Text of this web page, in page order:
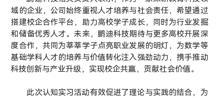
域的企业，公司始终重视人才培养与社会责任，希望通过
搭建校企合作平台，助力高校学子成长，同时为行业发掘
和储备优秀人才。未来，鹏迪科技期待与更多高校开展深
度合作，共同为莘莘学子点亮职业发展的明灯，为数学等
基础学科人才的培养与价值转化注入强劲动力，携手推动
科技创新与产业升级，实现校企共赢，贡献社会价值。
此次认知实习活动有效促进了理论与实践的结合，为